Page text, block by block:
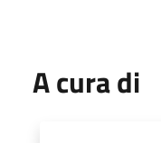
A cura di